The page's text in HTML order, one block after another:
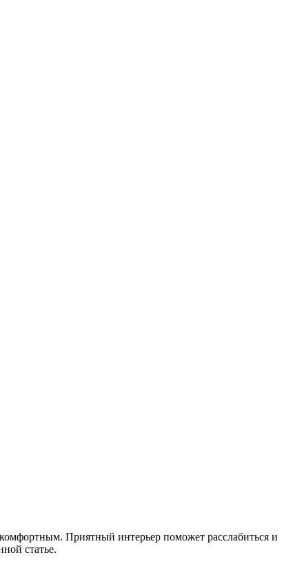
Приятный интерьер поможет расслабиться и
статье.